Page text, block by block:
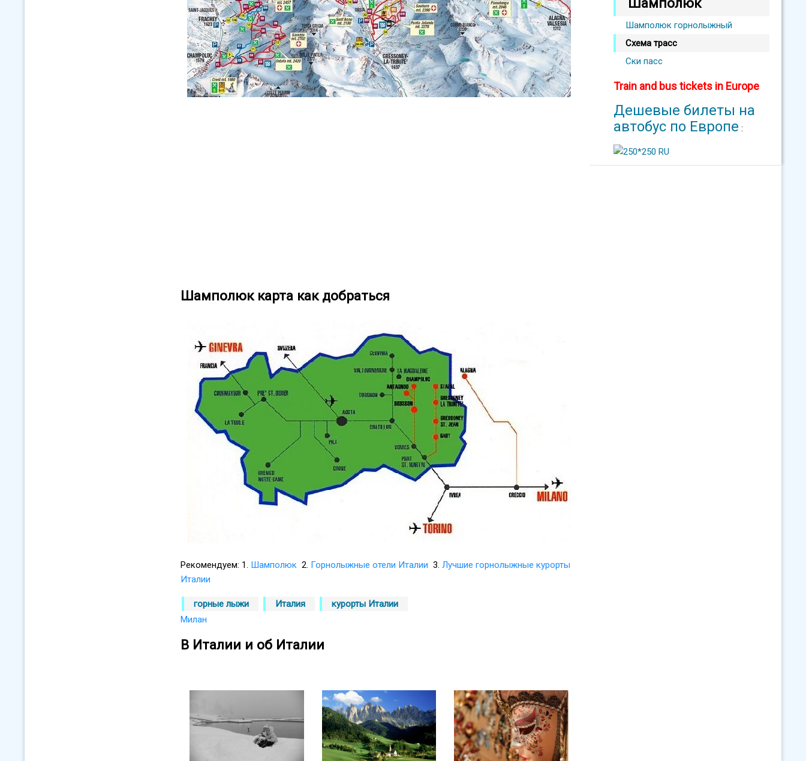
Шамполюк карта как добраться
Рекомендуем: 1. Шамполюк 2. Горнолыжные отели Италии 3. Лучшие горнолыжные курорты
Италии
горные лыжи Италия
курорты Италии
Милан
В Италии и об Италии
Шамполюк
Шамполюк горнолыжный
Схема трасс
Ски пасс
Train and bus tickets in Europe
Дешевые билеты на
автобус по Европе :